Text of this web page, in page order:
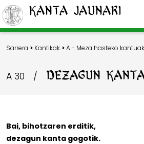
Kanta Jaunari
Sarrera > Kantikak >A - Meza hasteko kantuak
A 30 / DEZAGUN
Bai, bihotzaren erditik,
dezagun kanta gogotik.